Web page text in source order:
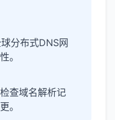
分布式DNS网
。
查域名解析记
。